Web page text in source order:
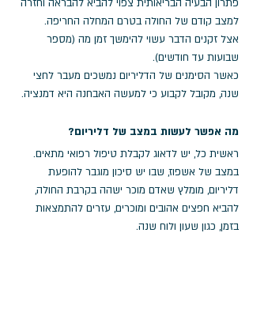
פתרון הבעיה הבריאותית צפוי להביא להבראה וחזרה
למצב קודם של החולה בטרם המחלה החריפה.
אצל זקנים הדבר עשוי להימשך זמן מה (מספר
שבועות עד חודשים).
כאשר הסימנים של הדליריום נמשכים מעבר לחצי
שנה, מקובל לקבוע כי למעשה האבחנה היא דמנציה.
מה אפשר לעשות במצב של דליריום?
ראשית כל, יש לדאוג לקבלת טיפול רפואי מתאים.
במצב של אשפוז, שבו יש סיכון מוגבר להופעת
דליריום, מומלץ שאדם מוכר ישהה בקרבת החולה,
להביא חפצים אהובים ומוכרים, עזרים להתמצאות
בזמן, כגון שעון ולוח שנה.